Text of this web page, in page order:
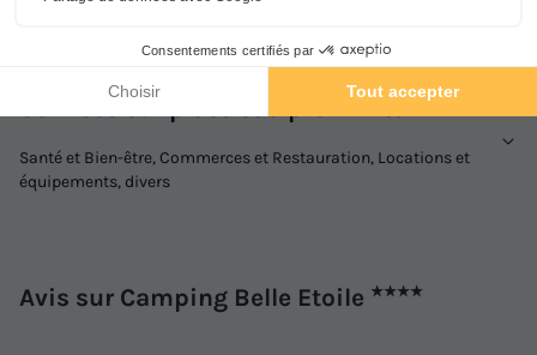
Santé et Bien-être, Commerces et Restauration, Locations et
équipements, divers
Avis sur Camping Belle Etoile ★★★★